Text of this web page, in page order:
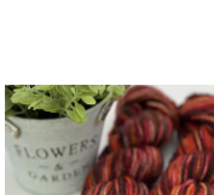
Sellel
tootel
on
mitu